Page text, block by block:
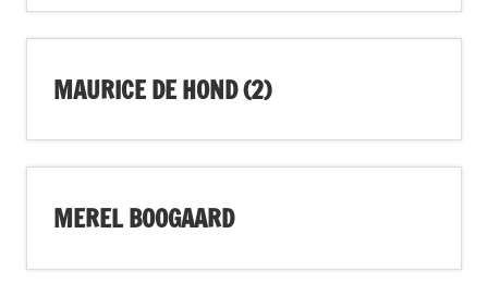
MAURICE DE HOND (2)
MEREL BOOGAARD